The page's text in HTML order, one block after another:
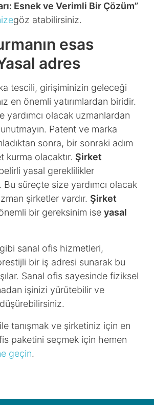
Esnek ve Verimli Bir Çözüm”
göz atabilirsiniz.
esas
adres
tescili, girişiminizin geleceği
en önemli yatırımlardan biridir.
yardımcı olacak uzmanlardan
Patent ve marka
sonra, bir sonraki adım
kurma olacaktır. Şirket
yasal gereklilikler
Bu süreçte size yardımcı olacak
şirketler vardır. Şirket
bir gereksinim ise yasal
gibi sanal ofis hizmetleri,
bir iş adresi sunarak bu
Sanal ofis sayesinde fiziksel
işinizi yürütebilir ve
ile tanışmak ve şirketiniz için en
paketini seçmek için hemen
geçin.